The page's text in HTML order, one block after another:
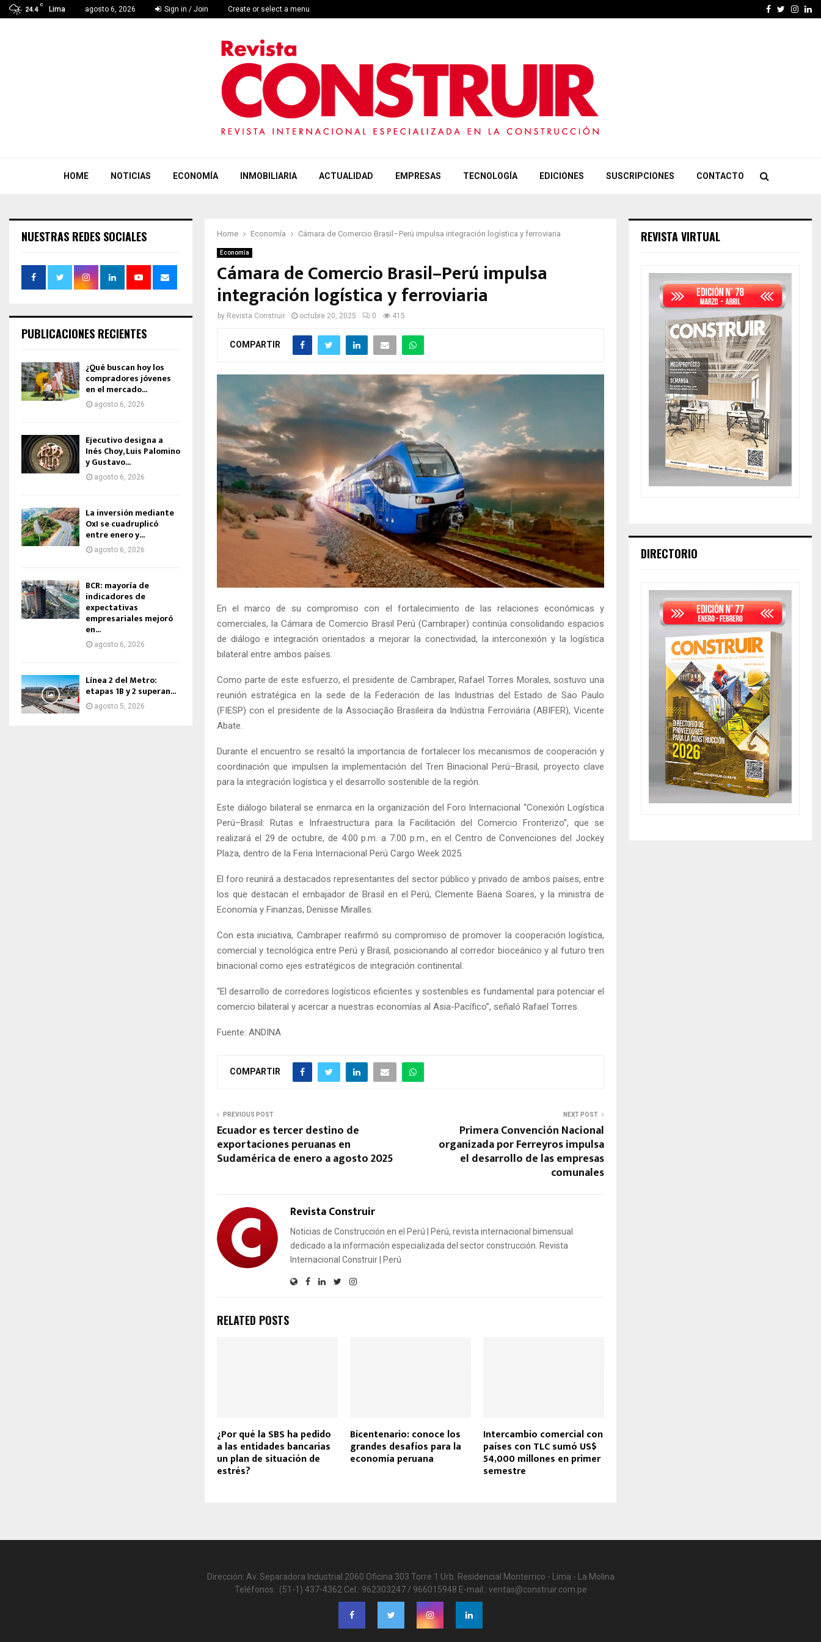
24.4
C
Lima agosto 6, 2026 Sign in / Join Create or select a menu Facebook
Twitter
HOME NOTICIAS ECONOMÍA INMOBILIARIA ACTUALIDAD EMPRESAS TECNOLOGÍA EDICIONES SUSCRIPCIONES CONTACTO
Home Economía Cámara de Comercio Brasil–Perú impulsa integración logística y ferroviaria
Economía
Cámara de Comercio Brasil–Perú impulsa
integración logística y ferroviaria
by Revista Construir octubre 20, 2025 0 415
COMPARTIR
En el marco de su compromiso con el fortalecimiento de las relaciones económicas y
comerciales, la Cámara de Comercio Brasil Perú (Cambraper) continúa consolidando espacios
de diálogo e integración orientados a mejorar la conectividad, la interconexión y la logística
bilateral entre ambos países.
Como parte de este esfuerzo, el presidente de Cambraper, Rafael Torres Morales, sostuvo una
reunión estratégica en la sede de la Federación de las Industrias del Estado de Sao Paulo
(FIESP) con el presidente de la Associação Brasileira da Indústria Ferroviária (ABIFER), Vicente
Abate.
Durante el encuentro se resaltó la importancia de fortalecer los mecanismos de cooperación y
coordinación que impulsen la implementación del Tren Binacional Perú–Brasil, proyecto clave
para la integración logística y el desarrollo sostenible de la región.
Este diálogo bilateral se enmarca en la organización del Foro Internacional “Conexión Logística
Perú–Brasil: Rutas e Infraestructura para la Facilitación del Comercio Fronterizo”, que se
realizará el 29 de octubre, de 4:00 p.m. a 7:00 p.m., en el Centro de Convenciones del Jockey
Plaza, dentro de la Feria Internacional Perú Cargo Week 2025.
El foro reunirá a destacados representantes del sector público y privado de ambos países, entre
los que destacan el embajador de Brasil en el Perú, Clemente Baena Soares, y la ministra de
Economía y Finanzas, Denisse Miralles.
Con esta iniciativa, Cambraper reafirmó su compromiso de promover la cooperación logística,
comercial y tecnológica entre Perú y Brasil, posicionando al corredor bioceánico y al futuro tren
binacional como ejes estratégicos de integración continental.
“El desarrollo de corredores logísticos eficientes y sostenibles es fundamental para potenciar el
comercio bilateral y acercar a nuestras economías al Asia-Pacífico”, señaló Rafael Torres.
Fuente: ANDINA
COMPARTIR
PREVIOUS POST
Ecuador es tercer destino de
exportaciones peruanas en
Sudamérica de enero a agosto 2025
NEXT POST
Primera Convención Nacional
organizada por Ferreyros impulsa
el desarrollo de las empresas
comunales
Revista Construir
Noticias de Construcción en el Perú | Perú, revista internacional bimensual
dedicado a la información especializada del sector construcción. Revista
Internacional Construir | Perú
RELATED POSTS
¿Por qué la SBS ha pedido
a las entidades bancarias
un plan de situación de
estrés?
Bicentenario: conoce los
grandes desafíos para la
economía peruana
Intercambio comercial con
países con TLC sumó US$
54,000 millones en primer
semestre
NUESTRAS REDES SOCIALES
PUBLICACIONES RECIENTES
¿Qué buscan hoy los
compradores jóvenes
en el mercado...
agosto 6, 2026
Ejecutivo designa a
Inés Choy, Luis Palomino
y Gustavo...
agosto 6, 2026
La inversión mediante
OxI se cuadruplicó
entre enero y...
agosto 6, 2026
BCR: mayoría de
indicadores de
expectativas
empresariales mejoró
en...
agosto 6, 2026
Línea 2 del Metro:
etapas 1B y 2 superan...
agosto 5, 2026
REVISTA VIRTUAL
DIRECTORIO
Dirección: Av. Separadora Industrial 2060 Oficina 303 Torre 1 Urb. Residencial Monterrico - Lima - La Molina
Teléfonos.: (51-1) 437-4362 Cel.: 962303247 / 966015948 E-mail.: ventas@construir.com.pe